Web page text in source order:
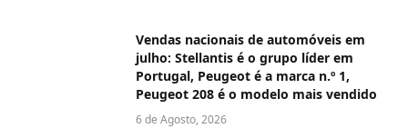
Vendas nacionais de automóveis em
julho: Stellantis é o grupo líder em
Portugal, Peugeot é a marca n.º 1,
Peugeot 208 é o modelo mais vendido
6 de Agosto, 2026